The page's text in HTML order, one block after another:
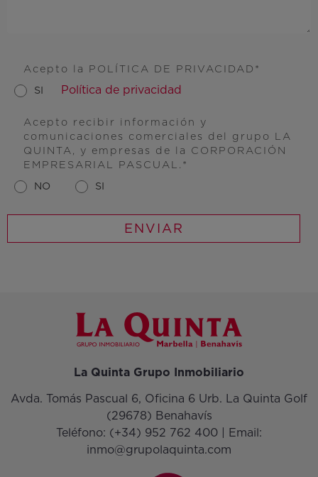
Acepto la POLÍTICA DE PRIVACIDAD
SI
Política de privacidad
Acepto recibir información y
comunicaciones comerciales del grupo LA
QUINTA, y empresas de la CORPORACIÓN
EMPRESARIAL PASCUAL.
NO
SI
La Quinta Grupo Inmobiliario
Avda. Tomás Pascual 6, Oficina 6 Urb. La Quinta Golf
(29678) Benahavís
Teléfono: (+34) 952 762 400 | Email:
inmo@grupolaquinta.com